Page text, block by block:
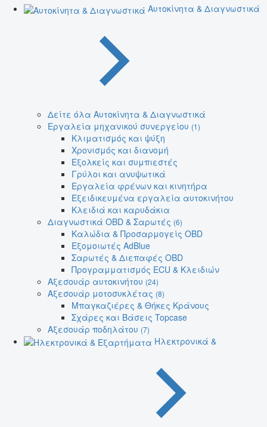
Αυτοκίνητα & Διαγνωστικά
Δείτε όλα Αυτοκίνητα & Διαγνωστικά
Εργαλεία μηχανικού συνεργείου (1)
Κλιματισμός και ψύξη
Χρονισμός και διανομή
Εξολκείς και συμπιεστές
Γρύλοι και ανυψωτικά
Εργαλεία φρένων και κινητήρα
Εξειδικευμένα εργαλεία αυτοκινήτου
Κλειδιά και καρυδάκια
Διαγνωστικά OBD & Σαρωτές (6)
Καλώδια & Προσαρμογείς OBD
Εξομοιωτές AdBlue
Σαρωτές & Διεπαφές OBD
Προγραμματισμός ECU & Κλειδιών
Αξεσουάρ αυτοκινήτου (24)
Αξεσουάρ μοτοσυκλέτας (8)
Μπαγκαζιέρες & Θήκες Κράνους
Σχάρες και Βάσεις Topcase
Αξεσουάρ ποδηλάτου (7)
Ηλεκτρονικά &